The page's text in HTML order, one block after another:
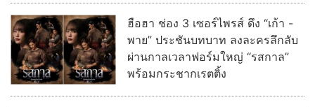
ฮือฮา ช่อง 3 เซอร์ไพรส์ ดึง “เก้า -
พาย” ประชันบทบาท ลงละครลึกลับ
ผ่านกาลเวลาฟอร์มใหญ่ “รสกาล”
พร้อมกระชากเรตติ้ง